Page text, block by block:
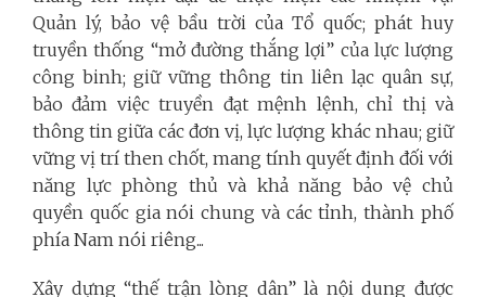
Quản lý, bảo vệ bầu trời của Tổ quốc; phát huy
truyền thống “mở đường thắng lợi” của lực lượng
công binh; giữ vững thông tin liên lạc quân sự,
bảo đảm việc truyền đạt mệnh lệnh, chỉ thị và
thông tin giữa các đơn vị, lực lượng khác nhau; giữ
vững vị trí then chốt, mang tính quyết định đối với
năng lực phòng thủ và khả năng bảo vệ chủ
quyền quốc gia nói chung và các tỉnh, thành phố
phía Nam nói riêng...
Xây dựng “thế trận lòng dân” là nội dung được